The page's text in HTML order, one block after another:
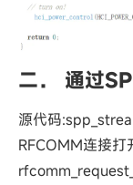
二． 通过
源代码
RFCOMM连接打